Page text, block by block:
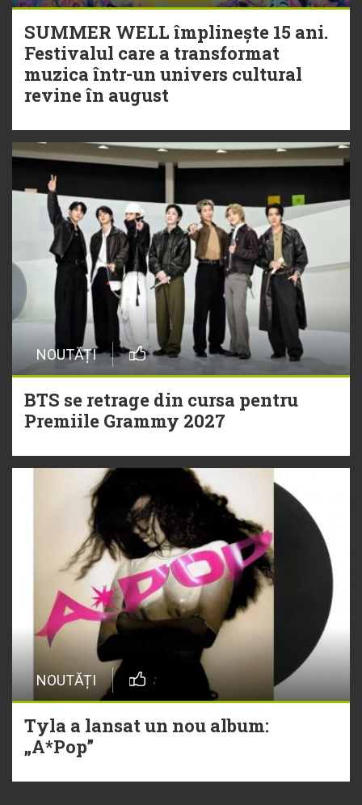
SUMMER WELL împlinește 15 ani.
Festivalul care a transformat
muzica într-un univers cultural
revine în august
NOUTĂȚI
BTS se retrage din cursa pentru
Premiile Grammy 2027
NOUTĂȚI
Tyla a lansat un nou album:
„A*Pop”